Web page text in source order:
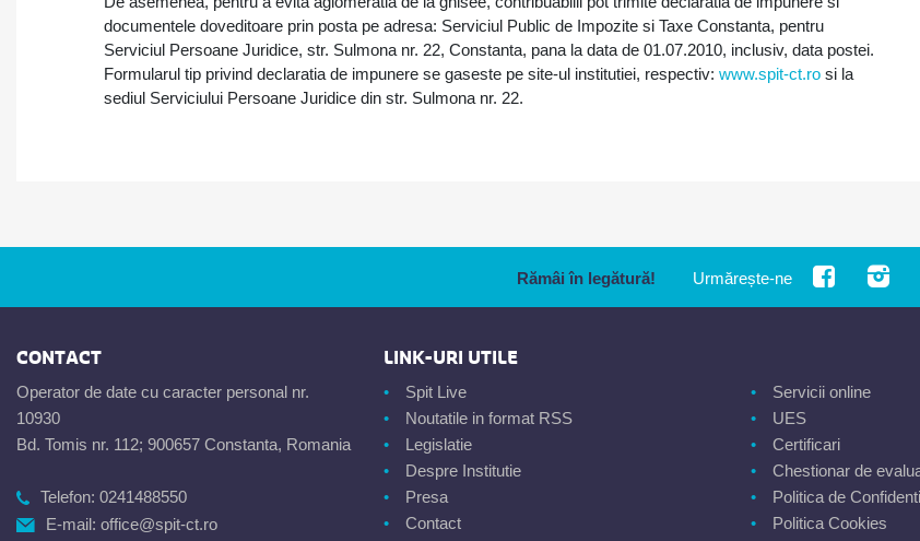
documentele doveditoare prin posta pe adresa: Serviciul Public de Impozite si Taxe Constanta, pentru
Serviciul Persoane Juridice, str. Sulmona nr. 22, Constanta, pana la data de 01.07.2010, inclusiv, data postei.
Formularul tip privind declaratia de impunere se gaseste pe site-ul institutiei, respectiv: www.spit-ct.ro si la
sediul Serviciului Persoane Juridice din str. Sulmona nr. 22.
Rămâi în legătură! Urmărește-ne
CONTACT
Operator de date cu caracter personal nr.
10930
Bd. Tomis nr. 112; 900657 Constanta, Romania
Telefon: 0241488550
E-mail: office@spit-ct.ro
LINK-URI UTILE
Spit Live
Noutatile in format RSS
Legislatie
Despre Institutie
Presa
Contact
Servicii online
UES
Certificari
Chestionar de
Politica de
Politica Cookies